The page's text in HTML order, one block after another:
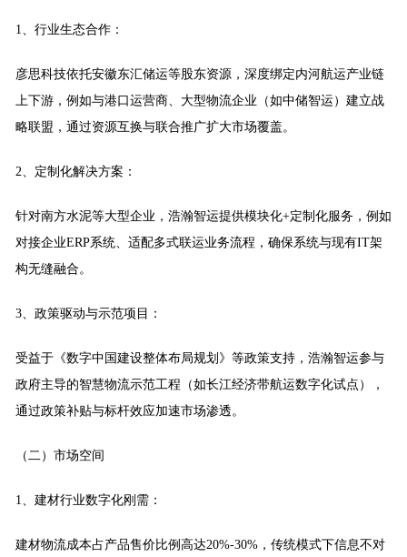
1、行业生态合作：
彦思科技依托安徽东汇储运等股东资源，深度绑定内河航运产业链
上下游，例如与港口运营商、大型物流企业（如中储智运）建立战
略联盟，通过资源互换与联合推广扩大市场覆盖。
2、定制化解决方案：
针对南方水泥等大型企业，浩瀚智运提供模块化+定制化服务，例如
对接企业ERP系统、适配多式联运业务流程，确保系统与现有IT架
构无缝融合。
3、政策驱动与示范项目：
受益于《数字中国建设整体布局规划》等政策支持，浩瀚智运参与
政府主导的智慧物流示范工程（如长江经济带航运数字化试点），
通过政策补贴与标杆效应加速市场渗透。
（二）市场空间
1、建材行业数字化刚需：
建材物流成本占产品售价比例高达20%-30%，传统模式下信息不对